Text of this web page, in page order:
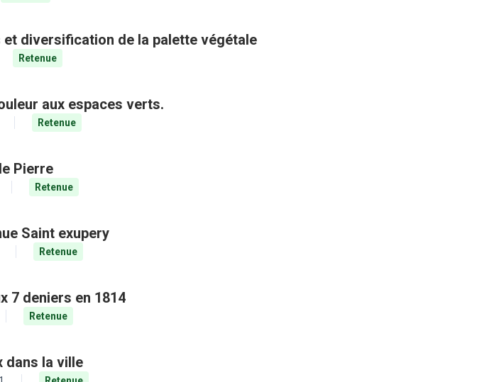
diversification de la palette végétale
Retenue
aux espaces verts.
Retenue
Pierre
Retenue
Saint exupery
Retenue
7 deniers en 1814
Retenue
dans la ville